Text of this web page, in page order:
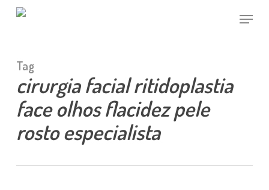
Menu
Tag
cirurgia facial ritidoplastia
face olhos flacidez pele
rosto especialista